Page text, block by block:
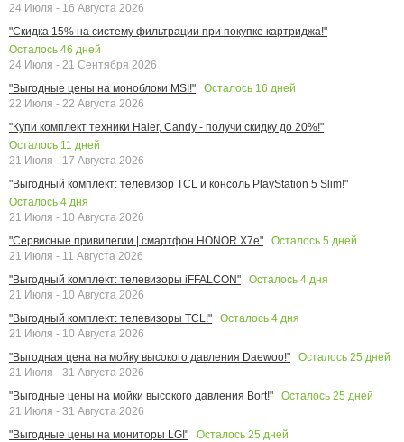
24 Июля - 16 Августа 2026
"Скидка 15% на систему фильтрации при покупке картриджа!"
Осталось 46 дней
24 Июля - 21 Сентября 2026
"Выгодные цены на моноблоки MSI!"
Осталось 16 дней
22 Июля - 22 Августа 2026
"Купи комплект техники Haier, Candy - получи скидку до 20%!"
Осталось 11 дней
21 Июля - 17 Августа 2026
"Выгодный комплект: телевизор TCL и консоль PlayStation 5 Slim!"
Осталось 4 дня
21 Июля - 10 Августа 2026
"Сервисные привилегии | смартфон HONOR X7e"
Осталось 5 дней
21 Июля - 11 Августа 2026
"Выгодный комплект: телевизоры iFFALCON"
Осталось 4 дня
21 Июля - 10 Августа 2026
"Выгодный комплект: телевизоры TCL!"
Осталось 4 дня
21 Июля - 10 Августа 2026
"Выгодная цена на мойку высокого давления Daewoo!"
Осталось 25 дней
21 Июля - 31 Августа 2026
"Выгодные цены на мойки высокого давления Bort!"
Осталось 25 дней
21 Июля - 31 Августа 2026
"Выгодные цены на мониторы LG!"
Осталось 25 дней